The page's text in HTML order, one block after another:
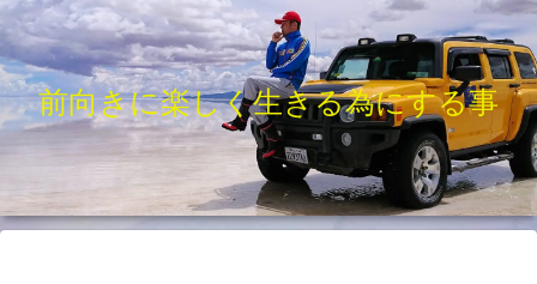
前向きに楽しく生きる為にする事